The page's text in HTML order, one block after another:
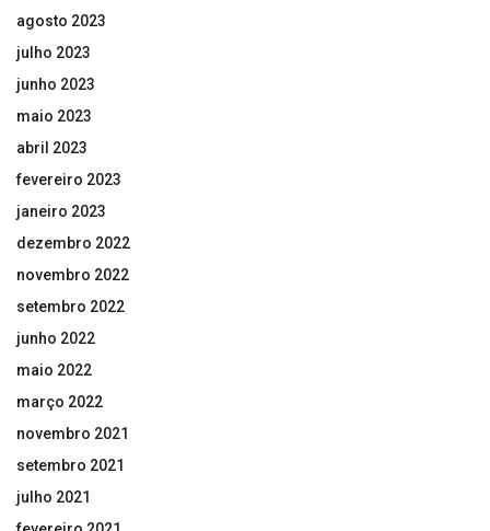
agosto 2023
julho 2023
junho 2023
maio 2023
abril 2023
fevereiro 2023
janeiro 2023
dezembro 2022
novembro 2022
setembro 2022
junho 2022
maio 2022
março 2022
novembro 2021
setembro 2021
julho 2021